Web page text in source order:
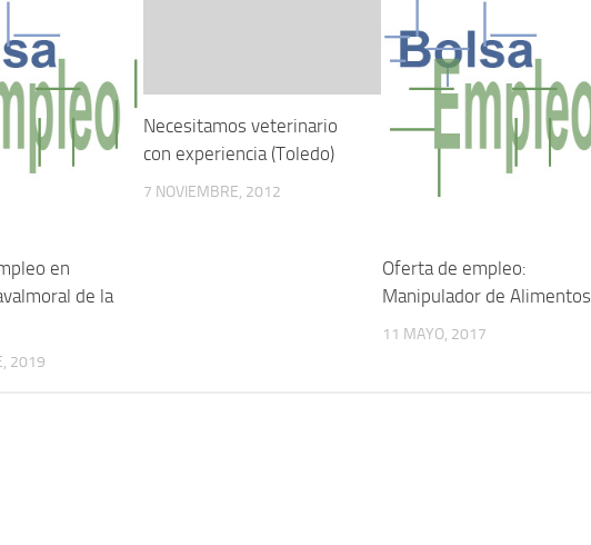
en
de la
2019
Necesitamos veterinario
con experiencia (Toledo)
7 NOVIEMBRE, 2012
Oferta de empleo:
Manipulador de Alimentos
11 MAYO, 2017